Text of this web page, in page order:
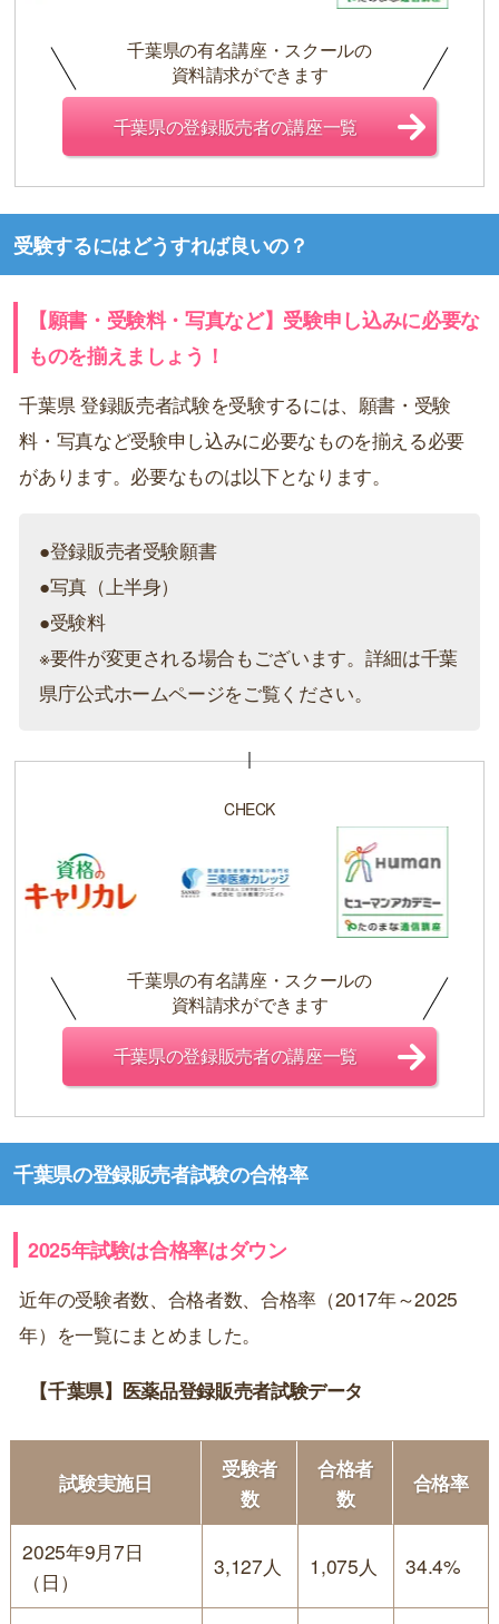
千葉県の有名講座・スクールの
資料請求ができます
千葉県の登録販売者の講座一覧
受験するにはどうすれば良いの？
【願書・受験料・写真など】受験申し込みに必要な
ものを揃えましょう！
千葉県 登録販売者試験を受験するには、願書・受験
料・写真など受験申し込みに必要なものを揃える必要
があります。必要なものは以下となります。
●登録販売者受験願書
●写真（上半身）
●受験料
※要件が変更される場合もございます。詳細は千葉
県庁公式ホームページをご覧ください。
CHECK
千葉県の有名講座・スクールの
資料請求ができます
千葉県の登録販売者の講座一覧
千葉県の登録販売者試験の合格率
2025年試験は合格率はダウン
近年の受験者数、合格者数、合格率（2017年～2025
年）を一覧にまとめました。
【千葉県】医薬品登録販売者試験データ
試験実施日
受験者
数
合格者
数
合格率
2025年9月7日
（日）
3,127人 1,075人 34.4%